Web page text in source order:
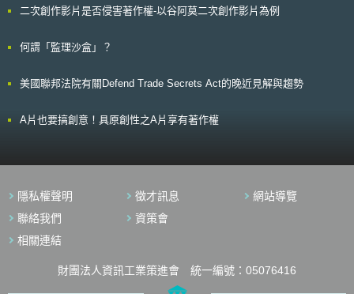
關事故之因應措施，例如數位鑑識； 說明當網路安全糾紛有涉民事訴訟時
（General Data Protection Regulation, GDPR）與資料在地化（Data
展全球化，相關法規也日益增加，惟網路安全相關法規，在原無網路安全概
查研究，並將調查結果—「網路安全法律調查結果」（サイバーセキュリテ
行動計画）作為本問答集之附錄文件以資參酌。最後，NISC期待透過本問
獲得歐盟保護適足性認可，就成為能否跨境傳輸歐盟個資的關鍵。 貳、重
保護指令，就有禁止會員國將個人資料跨境傳輸至對資料保護不具有保護適
特別法規範、以及安全措施等，透過個案綜合判斷是否具有保護適足性[4]。
Data Protection Working Party）的指導文件[5]，其中對於法律規範審查，
用權、及該等立法、資料保護規則、專業規則及安全措施之執行。 有一個
或以上獨立監管機關之存在及有效運作，或對象為國際組織時，確保及執行
利，並與會員國之監管機關合作； 個人資料向其他第三國或國際組織進一
主體權利及個人資料受移轉之資料主體有效之行政與司法救濟；第三國或國
際組織所加入之國際協定，或其他因具法律拘束力之合約或辦法、及從其參
二次創作影片是否侵害著作權-以谷阿莫二次創作影片為例
何謂「監理沙盒」？
美國聯邦法院有關Defend Trade Secrets Act的晚近見解與趨勢
A片也要搞創意！具原創性之A片享有著作權
隱私權聲明 徵才訊息
網站導覽
聯絡我們
資策會
相關連結
財團法人資訊工業策進會 統一編號：05076416